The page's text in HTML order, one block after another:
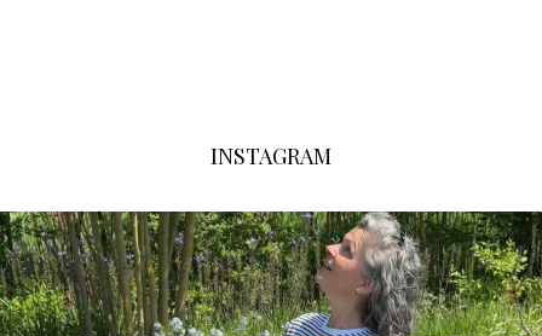
INSTAGRAM